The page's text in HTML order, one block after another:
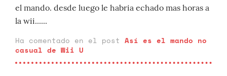
el mando. desde luego le habria echado mas horas a
la wii......
Ha comentado en el post Así es el mando no
casual de Wii U